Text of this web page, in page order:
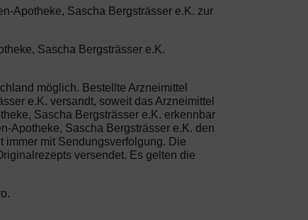
Apotheke, Sascha Bergsträsser e.K. zur
Sascha Bergsträsser e.K.
möglich. Bestellte Arzneimittel
e.K. versandt, soweit das Arzneimittel
Sascha Bergsträsser e.K. erkennbar
Apotheke, Sascha Bergsträsser e.K. den
immer mit Sendungsverfolgung. Die
versendet. Es gelten die